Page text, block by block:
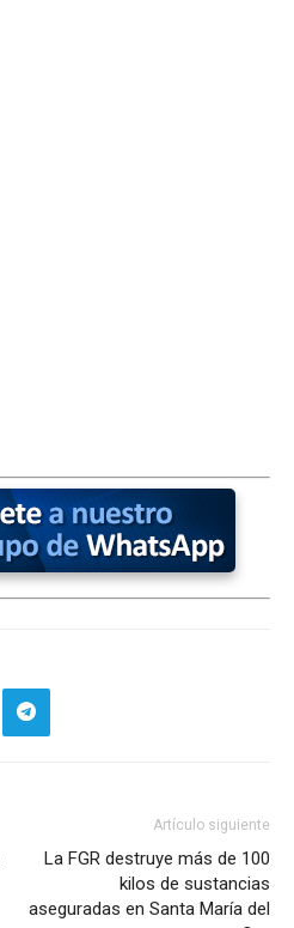
Artículo siguiente
La FGR destruye más de 100
kilos de sustancias
aseguradas en Santa María del